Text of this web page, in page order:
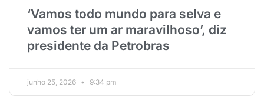
‘Vamos todo mundo para selva e
vamos ter um ar maravilhoso’, diz
presidente da Petrobras
junho 25, 2026 9:34 pm